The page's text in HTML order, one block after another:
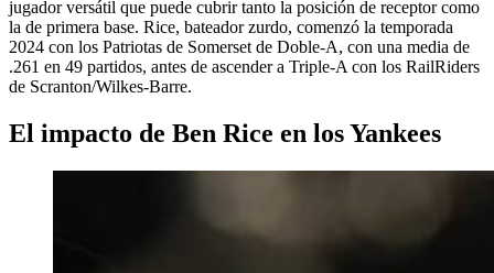
jugador versátil que puede cubrir tanto la posición de receptor como
la de primera base. Rice, bateador zurdo, comenzó la temporada
2024 con los Patriotas de Somerset de Doble-A, con una media de
.261 en 49 partidos, antes de ascender a Triple-A con los RailRiders
de Scranton/Wilkes-Barre.
El impacto de Ben Rice en los Yankees